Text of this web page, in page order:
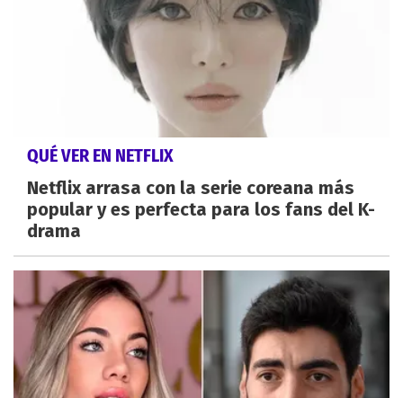
QUÉ VER EN NETFLIX
Netflix arrasa con la serie coreana más
popular y es perfecta para los fans del K-
drama